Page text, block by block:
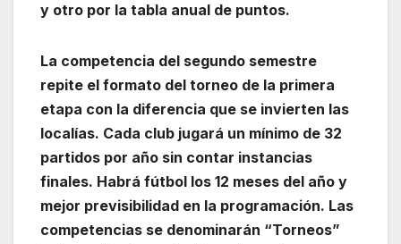
y otro por la tabla anual de puntos.
La competencia del segundo semestre
repite el formato del torneo de la primera
etapa con la diferencia que se invierten las
localías. Cada club jugará un mínimo de 32
partidos por año sin contar instancias
finales. Habrá fútbol los 12 meses del año y
mejor previsibilidad en la programación. Las
competencias se denominarán “Torneos”